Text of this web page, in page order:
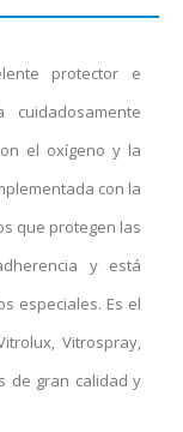
protector e
el oxígeno y la
con la
que protegen las
y está
especiales. Es el
Vitrospray,
de gran calidad y